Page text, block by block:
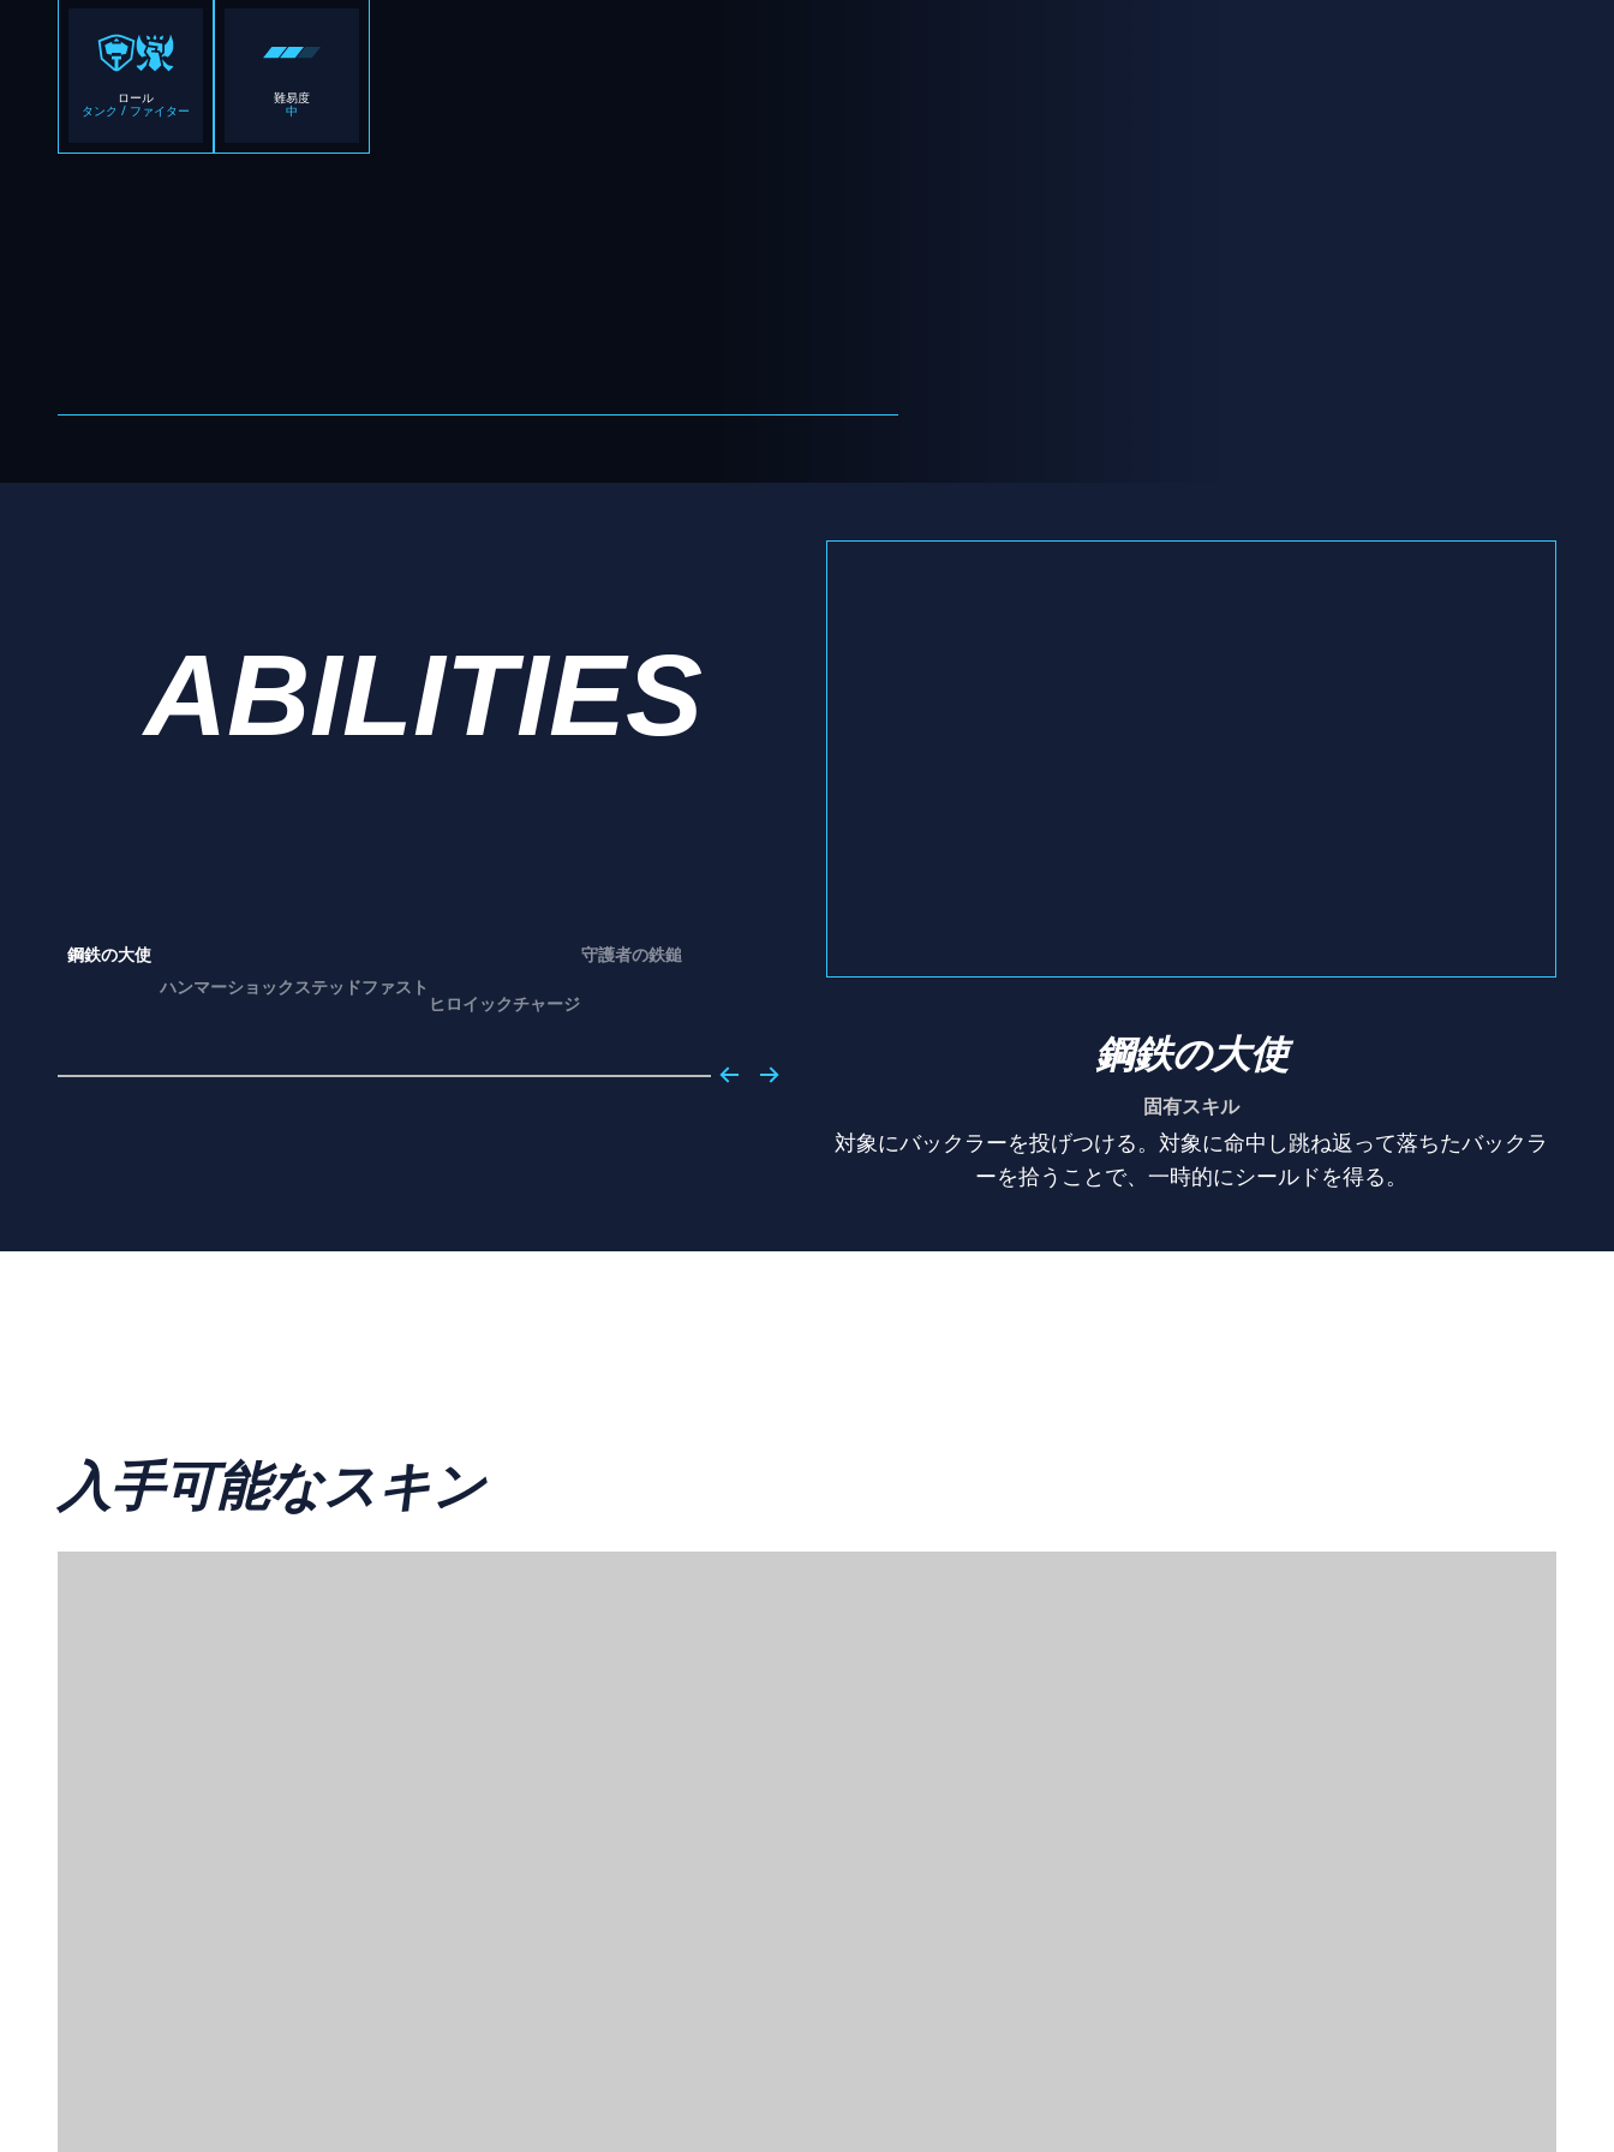
ロール
タンク / ファイター
難易度
中
ABILITIES
鋼鉄の大使
ハンマーショック ステッドファスト
ヒロイックチャージ
守護者の鉄鎚
鋼鉄の大使
固有スキル
対象にバックラーを投げつける。対象に命中し跳ね返って落ちたバックラ
ーを拾うことで、一時的にシールドを得る。
入手可能なスキン